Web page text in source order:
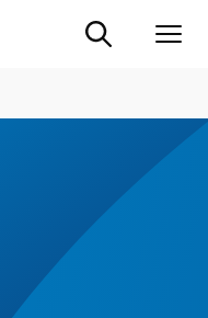
Suche ein-/